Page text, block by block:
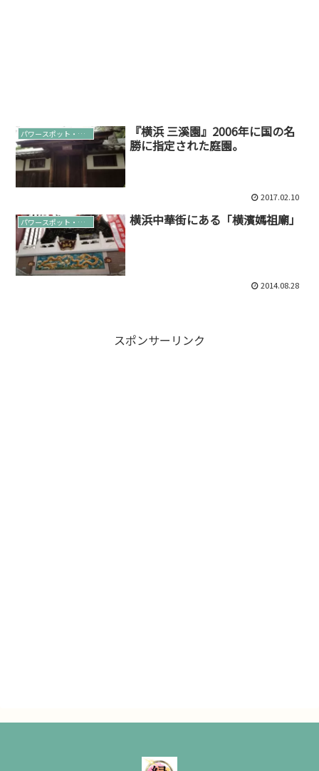
パワースポット・巡礼
『横浜 三溪園』2006年に国の名
勝に指定された庭園。
2017.02.10
パワースポット・巡礼 横浜中華街にある「横濱媽祖廟」
2014.08.28
スポンサーリンク